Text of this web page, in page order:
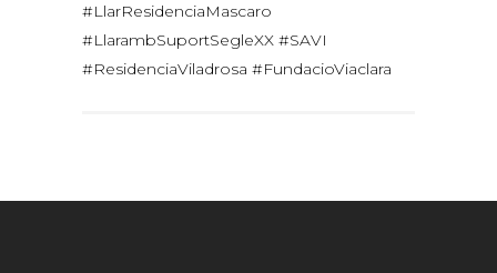
#LlarResidenciaMascaro
#LlarambSuportSegleXX #SAVI
#ResidenciaViladrosa #FundacioViaclara